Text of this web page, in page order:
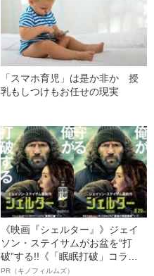
「スマホ育児」は是か非か 授
乳もしつけもお任せの現実
《映画『シェルター』》ジェイ
ソン・ステイサムがお盆を“打
破”する!!《「眠眠打破」コラ
ボ》
PR（キノフィルムズ）